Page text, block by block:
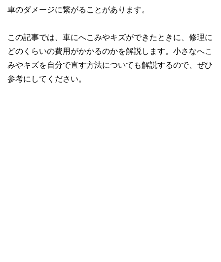
車のダメージに繋がることがあります。
この記事では、車にへこみやキズができたときに、修理に
どのくらいの費用がかかるのかを解説します。小さなへこ
みやキズを自分で直す方法についても解説するので、ぜひ
参考にしてください。